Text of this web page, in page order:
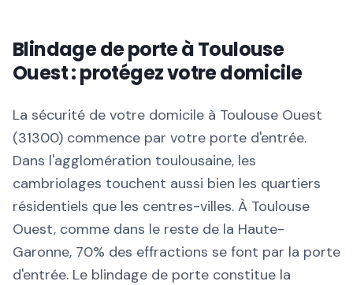
Blindage de porte à Toulouse
Ouest : protégez votre domicile
La sécurité de votre domicile à Toulouse Ouest
(31300) commence par votre porte d'entrée.
Dans l'agglomération toulousaine, les
cambriolages touchent aussi bien les quartiers
résidentiels que les centres-villes. À Toulouse
Ouest, comme dans le reste de la Haute-
Garonne, 70% des effractions se font par la porte
d'entrée. Le blindage de porte constitue la